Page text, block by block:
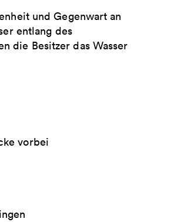
und Gegenwart an
entlang des
die Besitzer das ­Wasser
vorbei